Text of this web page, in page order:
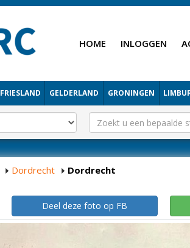
HOME INLOGGEN
FRIESLAND GELDERLAND GRONINGEN
Dordrecht Dordrecht
Deel deze foto op FB